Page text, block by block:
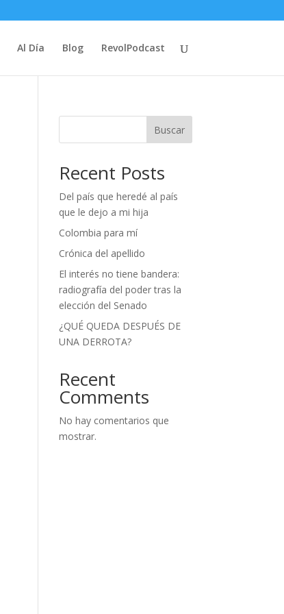
Al Día Blog RevolPodcast
Buscar
Recent Posts
Del país que heredé al país
que le dejo a mi hija
Colombia para mí
Crónica del apellido
El interés no tiene bandera:
radiografía del poder tras la
elección del Senado
¿QUÉ QUEDA DESPUÉS DE
UNA DERROTA?
Recent
Comments
No hay comentarios que
mostrar.